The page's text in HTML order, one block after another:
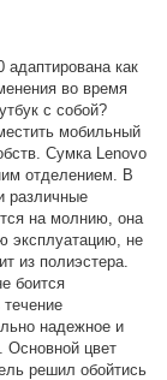
как
во время
с собой?
мобильный
Сумка Lenovo
отделением. В
различные
на молнию, она
эксплуатацию, не
из полиэстера.
боится
надежное и
Основной цвет
решил обойтись